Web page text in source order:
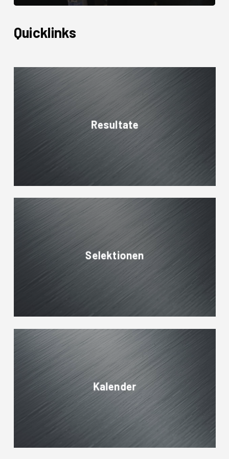
Quicklinks
Resultate
Selektionen
Kalender